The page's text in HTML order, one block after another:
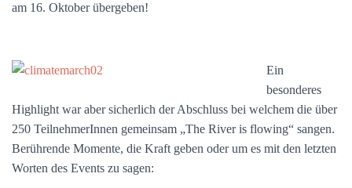
am 16. Oktober übergeben!
Ein
besonderes
Highlight war aber sicherlich der Abschluss bei welchem die über
250 TeilnehmerInnen gemeinsam „The River is flowing“ sangen.
Berührende Momente, die Kraft geben oder um es mit den letzten
Worten des Events zu sagen: